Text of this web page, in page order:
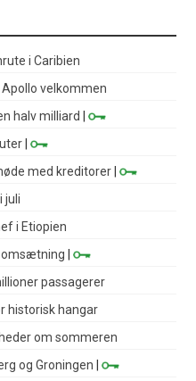
i Caribien
velkommen
halv milliard
|
|
med kreditorer |
juli
i Etiopien
omsætning |
passagerer
historisk hangar
om sommeren
og Groningen |